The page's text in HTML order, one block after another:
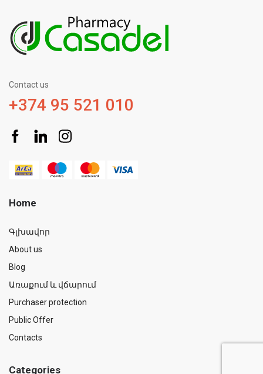
Contact us
+374 95 521 010
Home
Գլխավոր
About us
Blog
Առաքում և վճարում
Purchaser protection
Public Offer
Contacts
Categories